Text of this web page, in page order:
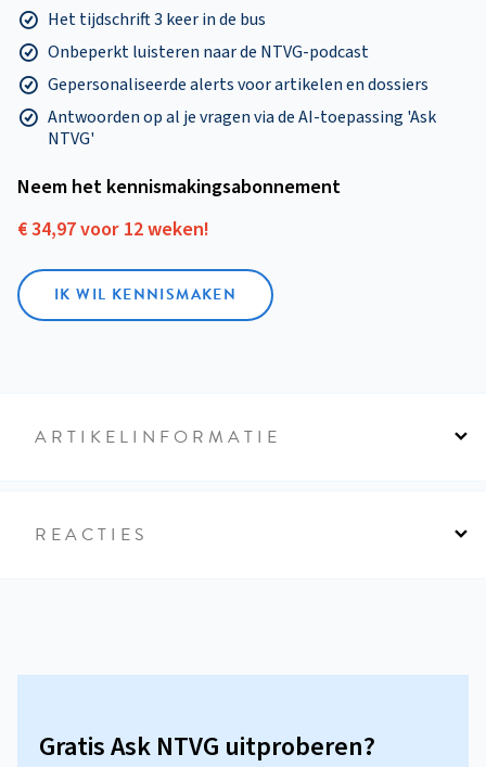
Het tijdschrift 3 keer in de bus
Onbeperkt luisteren naar de NTVG-podcast
Gepersonaliseerde alerts voor artikelen en dossiers
Antwoorden op al je vragen via de AI-toepassing 'Ask
NTVG'
Neem het kennismakings­abonnement
€ 34,97 voor 12 weken!
IK WIL KENNISMAKEN
ARTIKELINFORMATIE
REACTIES
Gratis Ask NTVG uitproberen?